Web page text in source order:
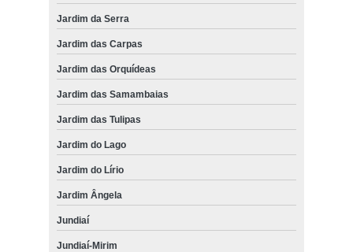
Jardim da Serra
Jardim das Carpas
Jardim das Orquídeas
Jardim das Samambaias
Jardim das Tulipas
Jardim do Lago
Jardim do Lírio
Jardim Ângela
Jundiaí
Jundiaí-Mirim